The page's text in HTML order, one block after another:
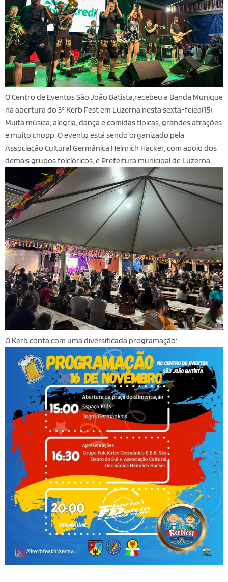
O Centro de Eventos São João Batista,recebeu a Banda Munique
na abertura do 3º Kerb Fest em Luzerna nesta sexta-feiea(15).
Muita música, alegria, dança e comidas típicas, grandes atrações
e muito chopp. O evento está sendo organizado pela
Associação Cultural Germânica Heinrich Hacker, com apoio dos
demais grupos folclóricos, e Prefeitura municipal de Luzerna.
O Kerb conta com uma diversificada programação: